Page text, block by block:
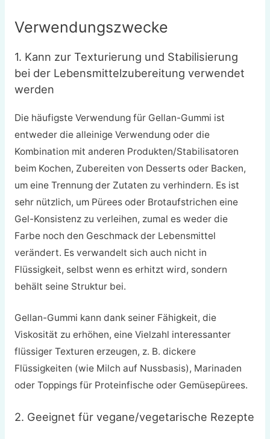
Verwendungszwecke
1. Kann zur Texturierung und Stabilisierung
bei der Lebensmittelzubereitung verwendet
werden
Die häufigste Verwendung für Gellan-Gummi ist
entweder die alleinige Verwendung oder die
Kombination mit anderen Produkten/Stabilisatoren
beim Kochen, Zubereiten von Desserts oder Backen,
um eine Trennung der Zutaten zu verhindern. Es ist
sehr nützlich, um Pürees oder Brotaufstrichen eine
Gel-Konsistenz zu verleihen, zumal es weder die
Farbe noch den Geschmack der Lebensmittel
verändert. Es verwandelt sich auch nicht in
Flüssigkeit, selbst wenn es erhitzt wird, sondern
behält seine Struktur bei.
Gellan-Gummi kann dank seiner Fähigkeit, die
Viskosität zu erhöhen, eine Vielzahl interessanter
flüssiger Texturen erzeugen, z. B. dickere
Flüssigkeiten (wie Milch auf Nussbasis), Marinaden
oder Toppings für Proteinfische oder Gemüsepürees.
2. Geeignet für vegane/vegetarische Rezepte